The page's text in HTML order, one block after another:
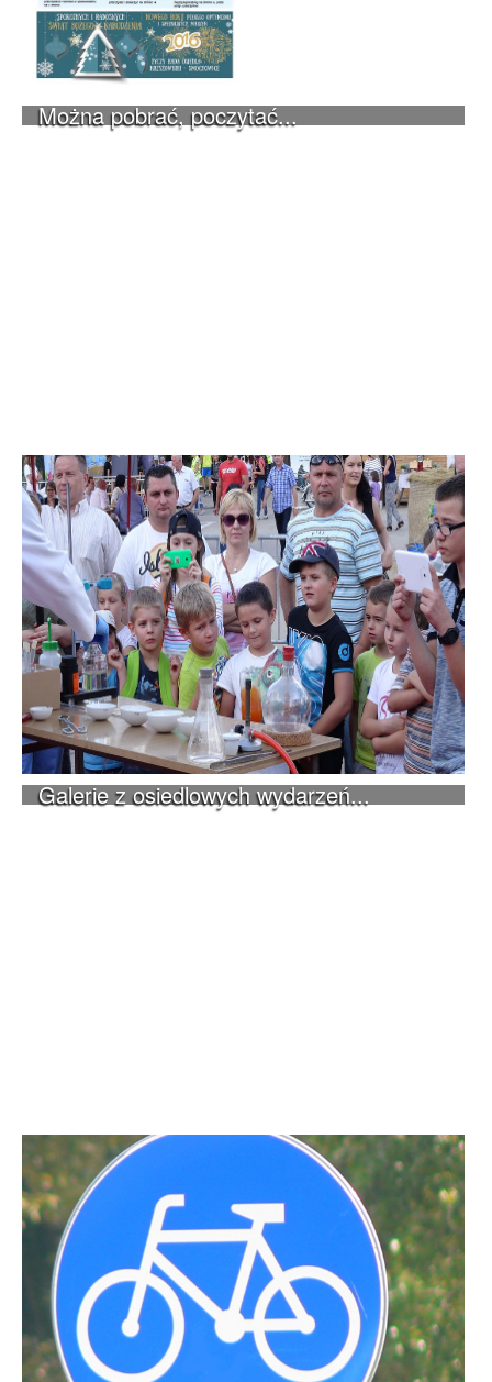
Można pobrać, poczytać...
Galerie z osiedlowych wydarzeń...